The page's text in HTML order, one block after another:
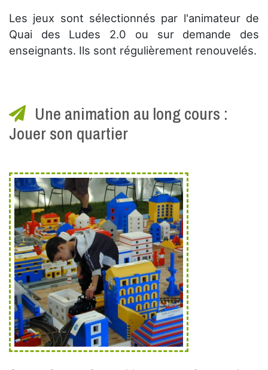
Les jeux sont sélectionnés par l'animateur de
Quai des Ludes 2.0 ou sur demande des
enseignants. Ils sont régulièrement renouvelés.
Une animation au long cours :
Jouer son quartier